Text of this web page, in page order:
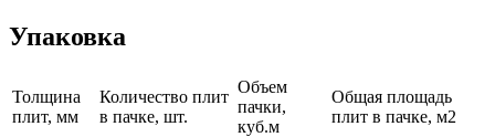
Упаковка
Толщина
плит, мм
Количество плит
в пачке, шт.
Объем
пачки,
куб.м
Общая площадь
плит в пачке, м2